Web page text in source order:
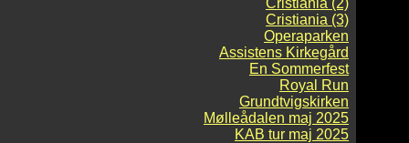
Cristiania (2)
Cristiania (3)
Operaparken
Assistens Kirkegård
En Sommerfest
Royal Run
Grundtvigskirken
Mølleådalen maj 2025
KAB tur maj 2025